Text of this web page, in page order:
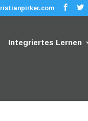
Integriertes Lernen